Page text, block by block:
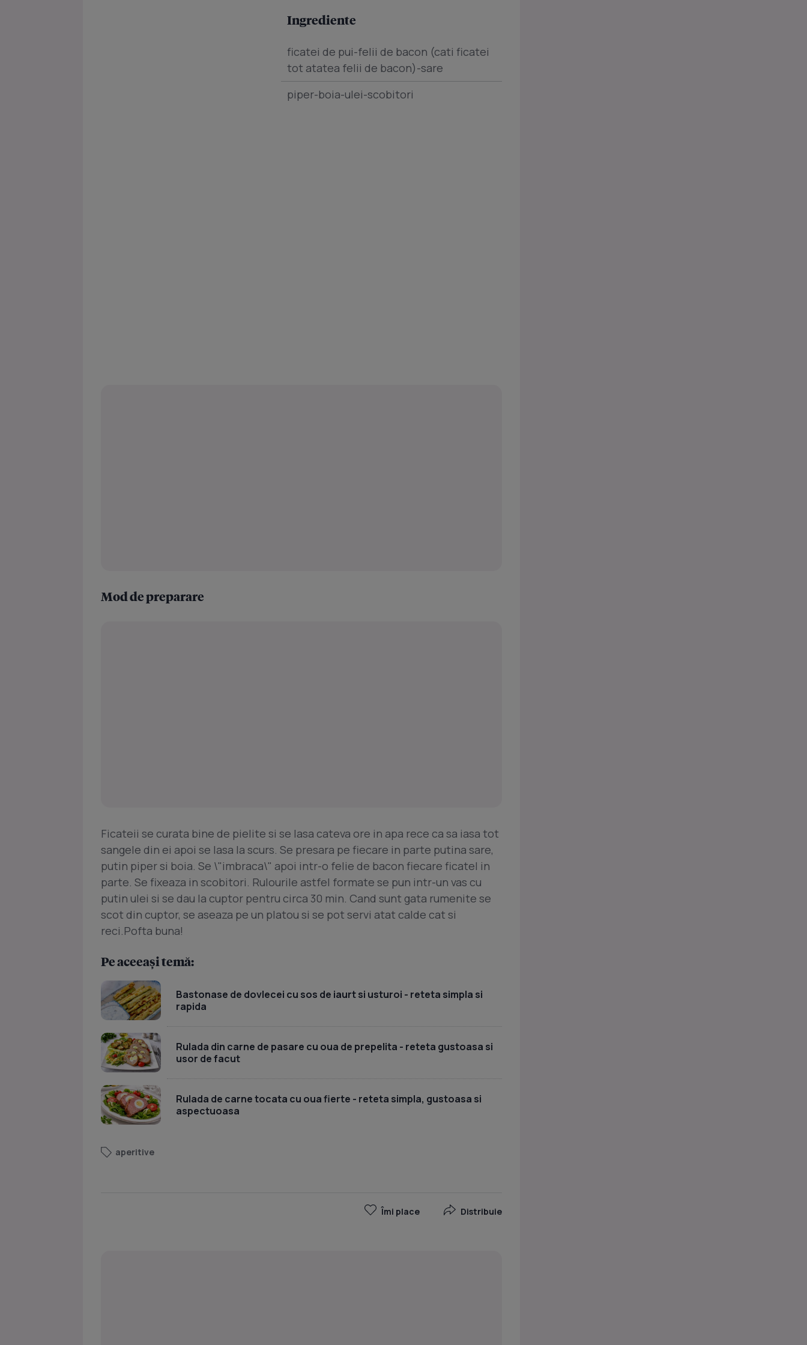
Ingrediente
ficatei de pui-felii de bacon (cati ficatei
tot atatea felii de bacon)-sare
piper-boia-ulei-scobitori
Mod de preparare
Ficateii se curata bine de pielite si se lasa cateva ore in apa rece ca sa iasa tot
sangele din ei apoi se lasa la scurs. Se presara pe fiecare in parte putina sare,
putin piper si boia. Se \"imbraca\" apoi intr-o felie de bacon fiecare ficatel in
parte. Se fixeaza in scobitori. Rulourile astfel formate se pun intr-un vas cu
putin ulei si se dau la cuptor pentru circa 30 min. Cand sunt gata rumenite se
scot din cuptor, se aseaza pe un platou si se pot servi atat calde cat si
reci.Pofta buna!
Pe aceeași temă:
Bastonase de dovlecei cu sos de iaurt si usturoi - reteta simpla si
rapida
Rulada din carne de pasare cu oua de prepelita - reteta gustoasa si
usor de facut
Rulada de carne tocata cu oua fierte - reteta simpla, gustoasa si
aspectuoasa
aperitive
Îmi place Distribuie